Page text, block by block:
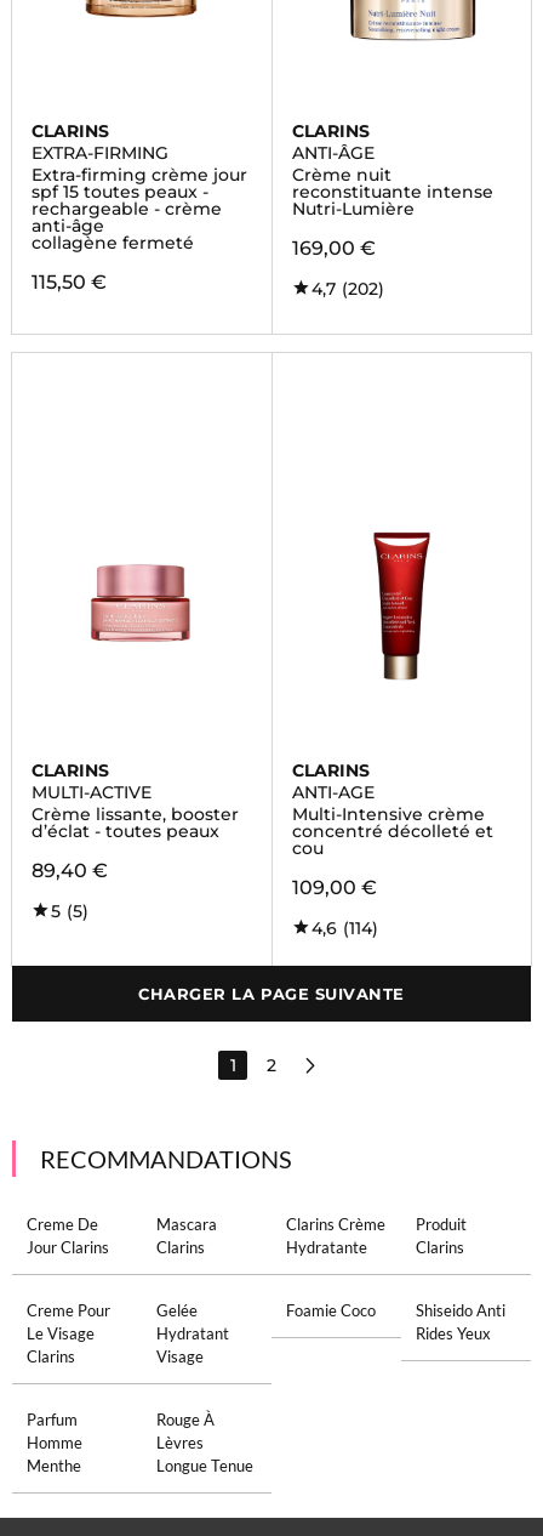
CLARINS
EXTRA-FIRMING
Extra-firming crème jour
spf 15 toutes peaux -
rechargeable - crème
anti-âge
collagène fermeté
115,50 €
CLARINS
ANTI-ÂGE
Crème nuit
reconstituante intense
Nutri-Lumière
169,00 €
4,7 (202)
CLARINS
MULTI-ACTIVE
Crème lissante, booster
d’éclat - toutes peaux
89,40 €
5 (5)
CLARINS
ANTI-AGE
Multi-Intensive crème
concentré décolleté et
cou
109,00 €
4,6 (114)
CHARGER LA PAGE SUIVANTE
1 2
RECOMMANDATIONS
Creme De
Jour Clarins
Mascara
Clarins
Clarins Crème
Hydratante
Produit
Clarins
Creme Pour
Le Visage
Clarins
Gelée
Hydratant
Visage
Foamie Coco
Shiseido Anti
Rides Yeux
Parfum
Homme
Menthe
Rouge À
Lèvres
Longue Tenue